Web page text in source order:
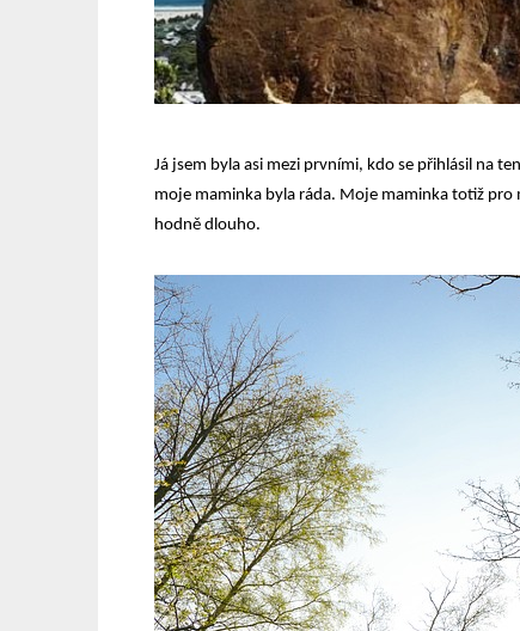
Já jsem byla asi mezi prvními, kdo se přihlásil na
moje maminka byla ráda. Moje maminka totiž pro
hodně dlouho.